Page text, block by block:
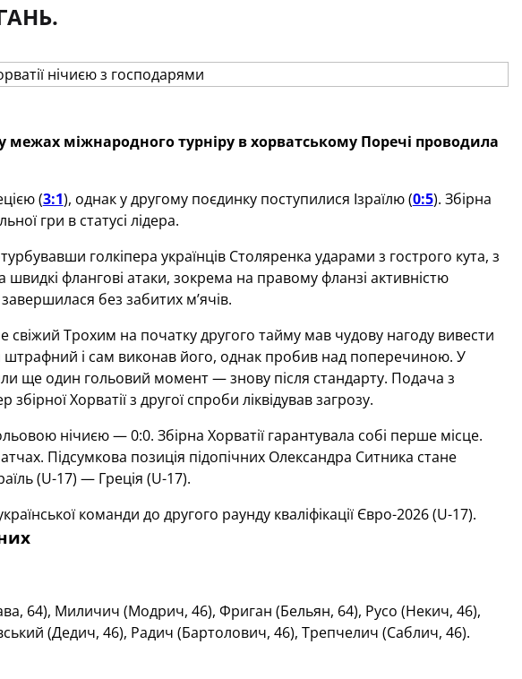
межах міжнародного турніру в хорватському Поречі проводила
(3:1), однак у другому поєдинку поступилися Ізраїлю (0:5). Збірна
гри в статусі лідера.
голкіпера українців Столяренка ударами з гострого кута, з
флангові атаки, зокрема на правому фланзі активністю
без забитих м’ячів.
свіжий Трохим на початку другого тайму мав чудову нагоду вивести
і сам виконав його, однак пробив над поперечиною. У
ще один гольовий момент — знову після стандарту. Подача з
Хорватії з другої спроби ліквідував загрозу.
нічиєю — 0:0. Збірна Хорватії гарантувала собі перше місце.
Підсумкова позиція підопічних Олександра Ситника стане
(U-17) — Греція (U-17).
команди до другого раунду кваліфікації Євро-2026 (U-17).
64), Миличич (Модрич, 46), Фриган (Бельян, 64), Русо (Некич, 46),
(Дедич, 46), Радич (Бартолович, 46), Трепчелич (Саблич, 46).